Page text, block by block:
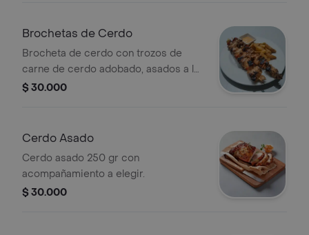
Brochetas de Cerdo
Brocheta de cerdo con trozos de
carne de cerdo adobado, asados a la
parrilla, acompañada de papas en
$ 30.000
Cerdo Asado
Cerdo asado 250 gr con
acompañamiento a elegir.
$ 30.000